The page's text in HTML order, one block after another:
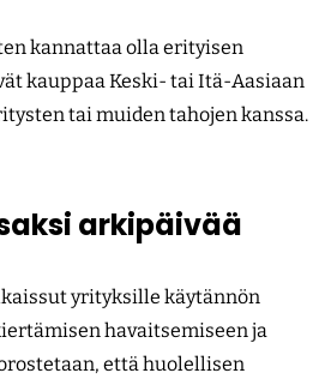
kannattaa olla erityisen
kauppaa Keski- tai Itä-Aasiaan
tai muiden tahojen kanssa.
arkipäivää
yrityksille käytännön
havaitsemiseen ja
että huolellisen